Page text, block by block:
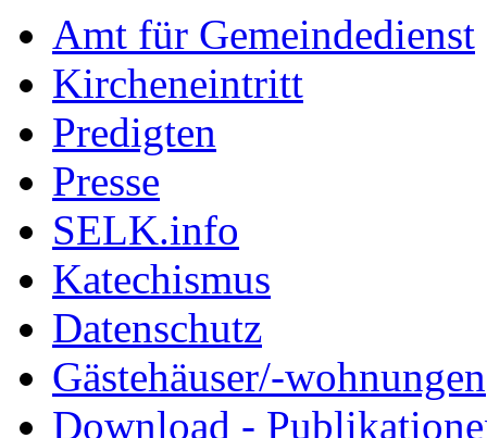
Amt für Gemeindedienst
Kircheneintritt
Predigten
Presse
SELK.info
Katechismus
Datenschutz
Gästehäuser/-wohnungen
Download -